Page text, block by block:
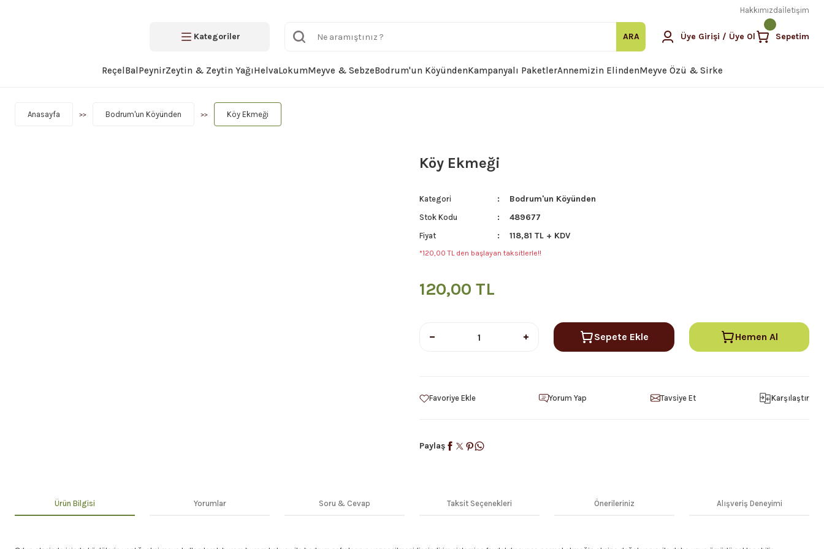
Hakkımızdaİletişim
Kategoriler ARA Üye Girişi / Üye Ol Sepetim
ReçelBalPeynirZeytin & Zeytin YağıHelvaLokumMeyve & SebzeBodrum'un KöyündenKampanyalı PaketlerAnnemizin ElindenMeyve Özü & Sirke
Anasayfa Bodrum'un Köyünden Köy Ekmeği
Köy Ekmeği
Kategori Bodrum'un Köyünden
Stok Kodu 489677
Fiyat 118,81 TL + KDV
*120,00 TL den başlayan taksitlerle!!
120,00 TL
Sepete Ekle Hemen Al
Yorum Yap Tavsiye Et Karşılaştır
Paylaş
Ürün Bilgisi Yorumlar Soru & Cevap Taksit Seçenekleri Önerileriniz Alışveriş Deneyimi